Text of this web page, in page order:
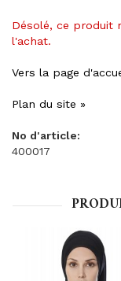
Désolé, ce produit
l'achat.
Vers la page
Plan du site »
No d'article:
400017